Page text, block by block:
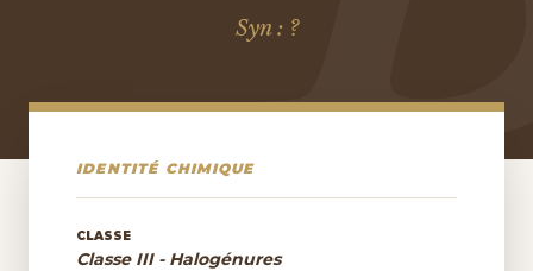
Syn : ?
IDENTITÉ CHIMIQUE
CLASSE
Classe III - Halogénures